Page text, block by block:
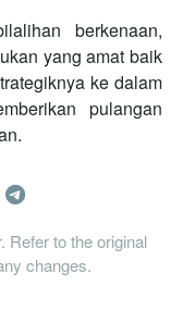
berkenaan,
yang amat baik
ke dalam
pulangan
Refer to the original
changes.